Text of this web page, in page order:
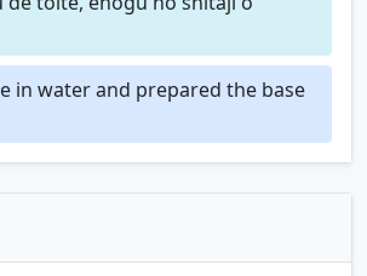
in water and prepared the base